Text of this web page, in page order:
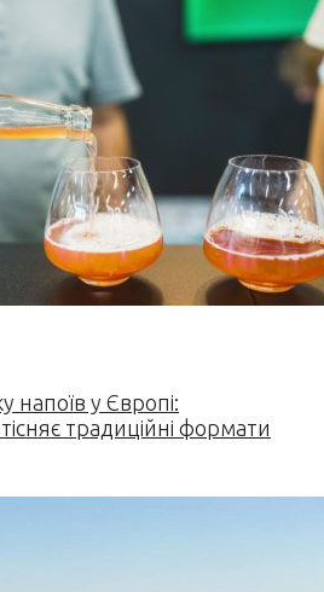
напоїв у Європі:
традиційні формати